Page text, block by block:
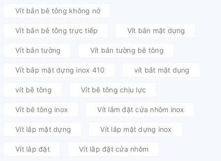
Vít bắn bê tông không nở
Vít bắn bê tông trực tiếp Vít bắn mặt dựng
Vít bắn tường Vít bắn tường bê tông
Vít bắp mặt dựng inox 410 vít bắt mặt dụng
vít bê tông Vít bê tông chịu lực
Vít bê tông inox Vít lắm đặt cửa nhôm inox
Vít lắp mặt dựng Vít lắp mặt dựng inox
Vít lắp đặt Vít lắp đặt cửa nhôm